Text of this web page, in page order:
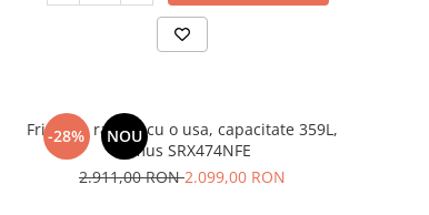
-28% NOU
Frigider, racitor cu o usa, capacitate 359L,
Samus SRX474NFE
2.911,00 RON2.099,00 RON